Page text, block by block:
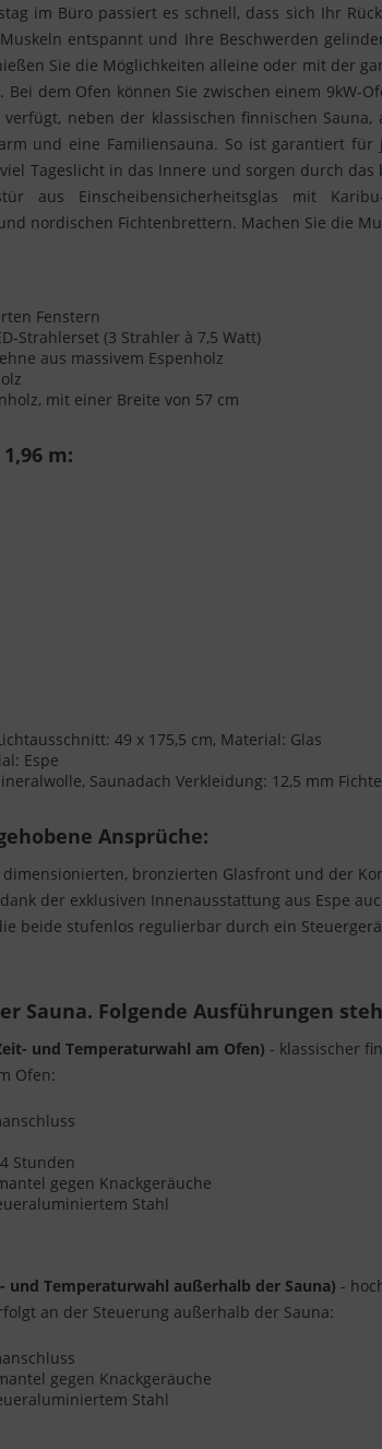
im Büro passiert es schnell, dass sich Ihr
entspannt und Ihre Beschwerden
Sie die Möglichkeiten alleine oder mit der
dem Ofen können Sie zwischen einem 9kW-
neben der klassischen finnischen
und eine Familiensauna. So ist garantiert
Tageslicht in das Innere und sorgen durch
aus Einscheibensicherheitsglas mit
nordischen Fichtenbrettern. Machen Sie die
Fenstern
Strahlerset (3 Strahler à 7,5 Watt)
aus massivem Espenholz
mit einer Breite von 57 cm
m:
49 x 175,5 cm, Material: Glas
Espe
Saunadach Verkleidung: 12,5 mm
Ansprüche:
bronzierten Glasfront und der
der exklusiven Innenausstattung aus Espe
beide stufenlos regulierbar durch ein
Sauna. Folgende Ausführungen
und Temperaturwahl am Ofen) - klassischer
Ofen:
Stunden
gegen Knackgeräuche
Stahl
Temperaturwahl außerhalb der Sauna) -
an der Steuerung außerhalb der Sauna:
gegen Knackgeräuche
Stahl